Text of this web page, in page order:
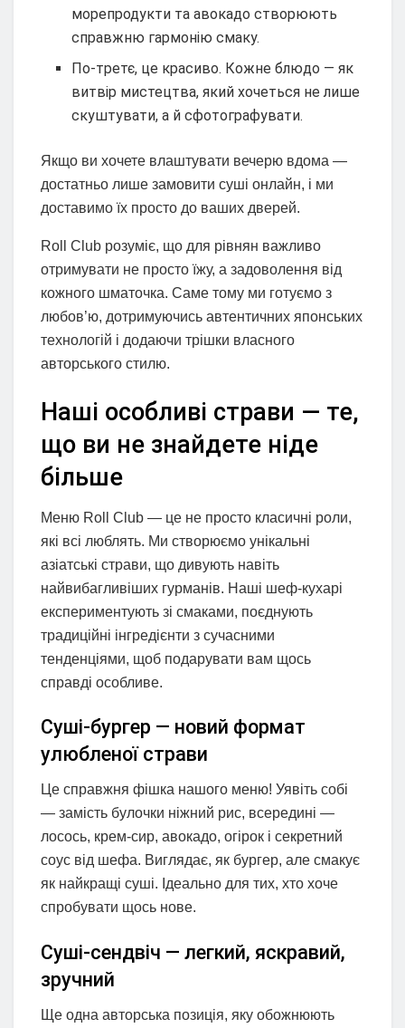
морепродукти та авокадо створюють
справжню гармонію смаку.
По-третє, це красиво. Кожне блюдо — як
витвір мистецтва, який хочеться не лише
скуштувати, а й сфотографувати.
Якщо ви хочете влаштувати вечерю вдома —
достатньо лише замовити суші онлайн, і ми
доставимо їх просто до ваших дверей.
Roll Club розуміє, що для рівнян важливо
отримувати не просто їжу, а задоволення від
кожного шматочка. Саме тому ми готуємо з
любов’ю, дотримуючись автентичних японських
технологій і додаючи трішки власного
авторського стилю.
Наші особливі страви — те,
що ви не знайдете ніде
більше
Меню Roll Club — це не просто класичні роли,
які всі люблять. Ми створюємо унікальні
азіатські страви, що дивують навіть
найвибагливіших гурманів. Наші шеф-кухарі
експериментують зі смаками, поєднують
традиційні інгредієнти з сучасними
тенденціями, щоб подарувати вам щось
справді особливе.
Суші-бургер — новий формат
улюбленої страви
Це справжня фішка нашого меню! Уявіть собі
— замість булочки ніжний рис, всередині —
лосось, крем-сир, авокадо, огірок і секретний
соус від шефа. Виглядає, як бургер, але смакує
як найкращі суші. Ідеально для тих, хто хоче
спробувати щось нове.
Суші-сендвіч — легкий, яскравий,
зручний
Ще одна авторська позиція, яку обожнюють